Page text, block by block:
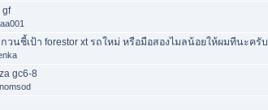
gf
วนชี้เป้า forestor xt รถใหม่ หรือมือสองไมลน้อยให้ผมทีนะครับ
gc6-8